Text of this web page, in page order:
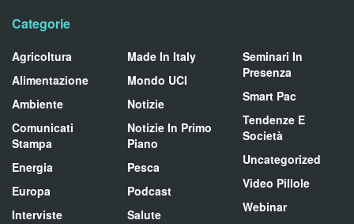
Categorie
Agricoltura
Alimentazione
Ambiente
Comunicati
Stampa
Energia
Europa
Interviste
Made In Italy
Mondo UCI
Notizie
Notizie In Primo
Piano
Pesca
Podcast
Salute
Seminari In
Presenza
Smart Pac
Tendenze E
Società
Uncategorized
Video Pillole
Webinar